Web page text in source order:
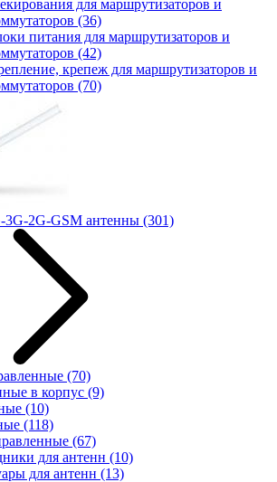
для маршрутизаторов и
(36)
питания для маршрутизаторов и
(42)
крепеж для маршрутизаторов и
(70)
3G-2G-GSM антенны (301)
(70)
в корпус (9)
(10)
(118)
(67)
для антенн (10)
для антенн (13)